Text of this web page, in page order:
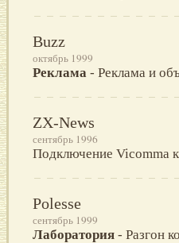
Buzz
октябрь 1999
Реклама - Реклама и
ZX-News
сентябрь 1996
Подключение Vicommа
Polesse
сентябрь 1999
Лаборатория - Разгон